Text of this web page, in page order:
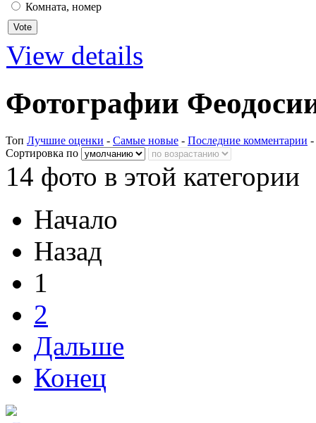
Комната, номер
View details
Фотографии
Топ Лучшие оценки - Самые новые - Последние комментарии -
Сортировка по
14 фото в этой категории
Начало
Назад
1
2
Дальше
Конец